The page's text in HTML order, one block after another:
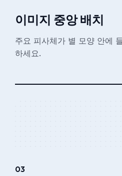
이미지 중앙 배치
주요 피사체가 별 모양 안에
하세요.
03